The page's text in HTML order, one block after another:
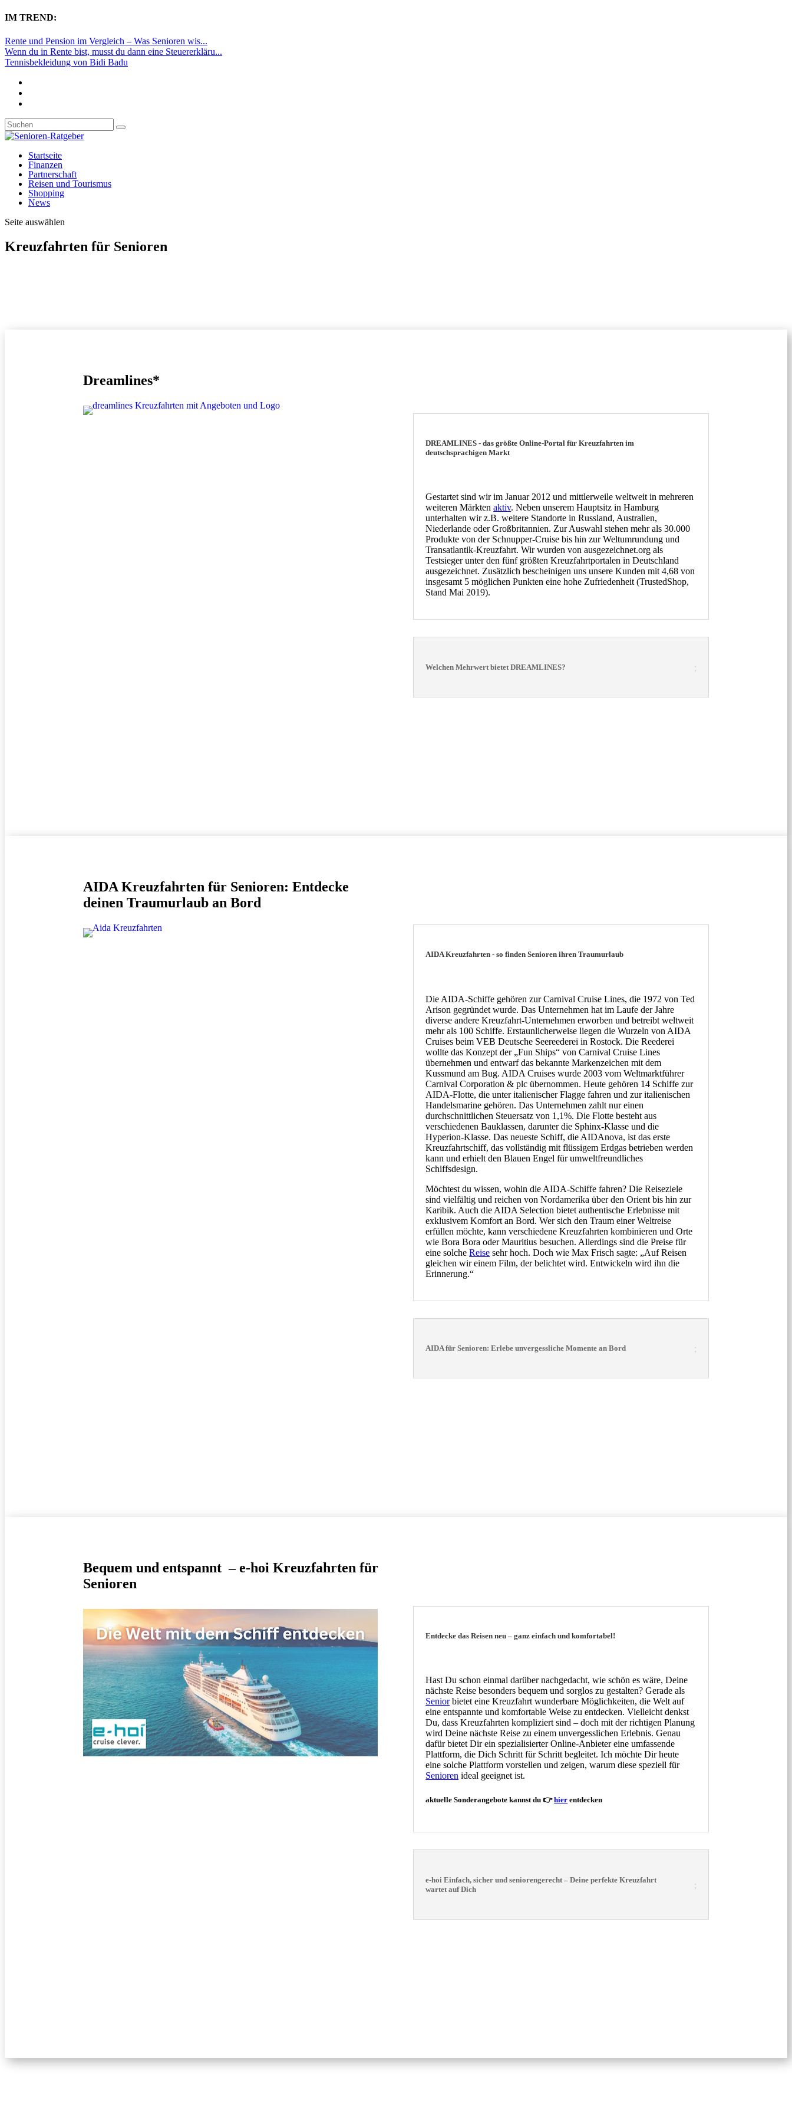
IM TREND:
Rente und Pension im Vergleich – Was Senioren wis...
Wenn du in Rente bist, musst du dann eine Steuererkläru...
Tennisbekleidung von Bidi Badu
Startseite
Finanzen
Partnerschaft
Reisen und Tourismus
Shopping
News
Seite auswählen
Kreuzfahrten für Senioren
Dreamlines*
DREAMLINES - das größte Online-Portal für Kreuzfahrten im
deutschsprachigen Markt
Gestartet sind wir im Januar 2012 und mittlerweile weltweit in mehreren
weiteren Märktenaktiv. Neben unserem Hauptsitz in Hamburg
unterhalten wir z.B. weitere Standorte in Russland, Australien,
Niederlande oder Großbritannien. Zur Auswahl stehen mehr als 30.000
Produkte von der Schnupper-Cruise bis hin zur Weltumrundung und
Transatlantik-Kreuzfahrt. Wir wurden von ausgezeichnet.org als
Testsieger unter den fünf größten Kreuzfahrtportalen in Deutschland
ausgezeichnet. Zusätzlich bescheinigen uns unsere Kunden mit 4,68 von
insgesamt 5 möglichen Punkten eine hohe Zufriedenheit (TrustedShop,
Stand Mai 2019).
Welchen Mehrwert bietet DREAMLINES?
AIDA Kreuzfahrten für Senioren: Entdecke
deinen Traumurlaub an Bord
AIDA Kreuzfahrten - so finden Senioren ihren Traumurlaub
Die AIDA-Schiffe gehören zur Carnival Cruise Lines, die 1972 von Ted
Arison gegründet wurde. Das Unternehmen hat im Laufe der Jahre
diverse andere Kreuzfahrt-Unternehmen erworben und betreibt weltweit
mehr als 100 Schiffe. Erstaunlicherweise liegen die Wurzeln von AIDA
Cruises beim VEB Deutsche Seereederei in Rostock. Die Reederei
wollte das Konzept der „Fun Ships“ von Carnival Cruise Lines
übernehmen und entwarf das bekannte Markenzeichen mit dem
Kussmund am Bug. AIDA Cruises wurde 2003 vom Weltmarktführer
Carnival Corporation & plc übernommen. Heute gehören 14 Schiffe zur
AIDA-Flotte, die unter italienischer Flagge fahren und zur italienischen
Handelsmarine gehören. Das Unternehmen zahlt nur einen
durchschnittlichen Steuersatz von 1,1%. Die Flotte besteht aus
verschiedenen Bauklassen, darunter die Sphinx-Klasse und die
Hyperion-Klasse. Das neueste Schiff, die AIDAnova, ist das erste
Kreuzfahrtschiff, das vollständig mit flüssigem Erdgas betrieben werden
kann und erhielt den Blauen Engel für umweltfreundliches
Schiffsdesign.
Möchtest du wissen, wohin die AIDA-Schiffe fahren? Die Reiseziele
sind vielfältig und reichen von Nordamerika über den Orient bis hin zur
Karibik. Auch die AIDA Selection bietet authentische Erlebnisse mit
exklusivem Komfort an Bord. Wer sich den Traum einer Weltreise
erfüllen möchte, kann verschiedene Kreuzfahrten kombinieren und Orte
wie Bora Bora oder Mauritius besuchen. Allerdings sind die Preise für
eine solcheReise sehr hoch. Doch wie Max Frisch sagte: „Auf Reisen
gleichen wir einem Film, der belichtet wird. Entwickeln wird ihn die
Erinnerung.“
AIDA für Senioren: Erlebe unvergessliche Momente an Bord
Bequem und entspannt –e-hoi Kreuzfahrten für
Senioren
Entdecke das Reisen neu – ganz einfach und komfortabel!
Hast Du schon einmal darüber nachgedacht, wie schön es wäre, Deine
nächste Reise besonders bequem und sorglos zu gestalten? Gerade als
Seniorbietet eine Kreuzfahrt wunderbare Möglichkeiten, die Welt auf
eine entspannte und komfortable Weise zu entdecken. Vielleicht denkst
Du, dass Kreuzfahrten kompliziert sind – doch mit der richtigen Planung
wird Deine nächste Reise zu einem unvergesslichen Erlebnis. Genau
dafür bietet Dir ein spezialisierter Online-Anbieter eine umfassende
Plattform, die Dich Schritt für Schritt begleitet. Ich möchte Dir heute
eine solche Plattform vorstellen und zeigen, warum diese speziell für
Senioren ideal geeignet ist.
aktuelle Sonderangebote kannst du 👉hier entdecken
e-hoi Einfach, sicher und seniorengerecht – Deine perfekte Kreuzfahrt
wartet auf Dich